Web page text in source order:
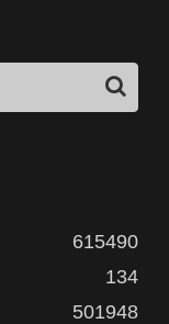
615490
134
501948